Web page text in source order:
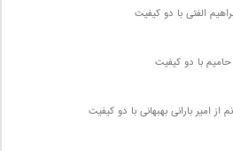
الفتی با دو کیفیت
با دو کیفیت
از امیر بارانی بهبهانی با دو کیفیت